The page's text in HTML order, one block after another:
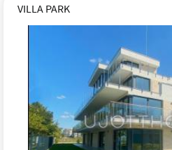
VILLA PARK